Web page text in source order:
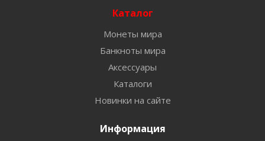
Каталог
Монеты мира
Банкноты мира
Аксессуары
Каталоги
Новинки на сайте
Информация